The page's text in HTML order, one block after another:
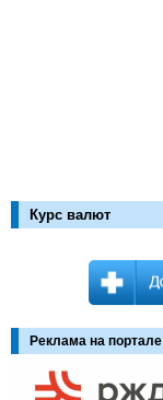
Курс валют
Реклама на портале